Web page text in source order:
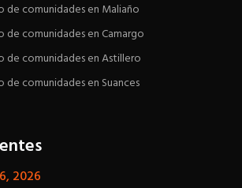
de comunidades en Maliaño
comunidades en Camargo
de comunidades en Astillero
comunidades en Suances
2026